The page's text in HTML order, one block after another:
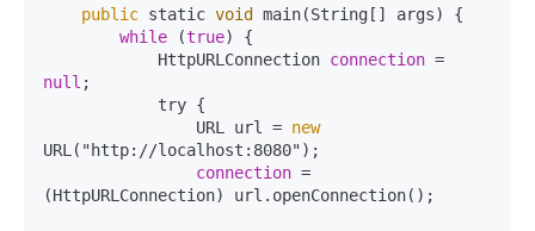
public static void
main(String[] args) {
while (true) {
            HttpURLConnection
connection
null ;
                URL url =
new
URL("http://localhost:8080");
connection =
(HttpURLConnection) url.openConnection();